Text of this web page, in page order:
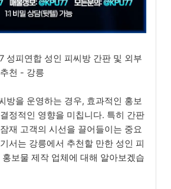
성피연합 성인 피씨방 간판 및 외부
천 - 강릉
방을 운영하는 경우, 효과적인 홍보
정적인 영향을 미칩니다. 특히 간판
재 고객의 시선을 끌어들이는 중요
서는 강릉에서 추천할 만한 성인 피
보물 제작 업체에 대해 알아보겠습